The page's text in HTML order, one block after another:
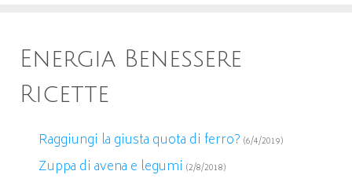
Energia Benessere
Ricette
Raggiungi la giusta quota di ferro? (6/4/2019)
Zuppa di avena e legumi (2/8/2018)